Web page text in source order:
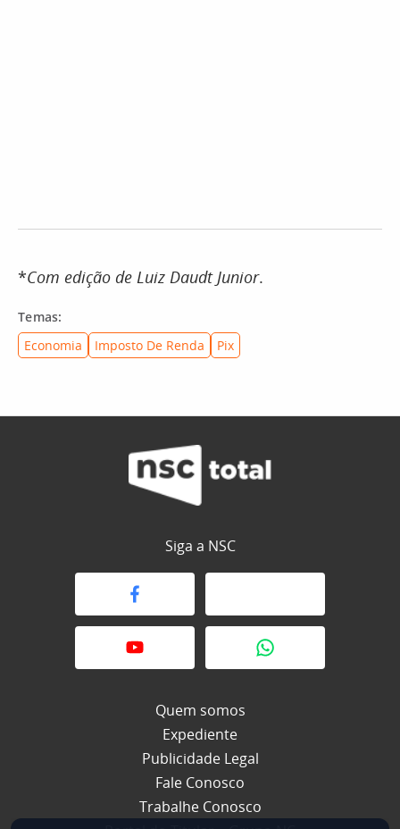
*Com edição de Luiz Daudt Junior.
Temas:
Economia
Imposto De Renda Pix
Siga a NSC
Quem somos
Expediente
Publicidade Legal
Fale Conosco
Trabalhe Conosco